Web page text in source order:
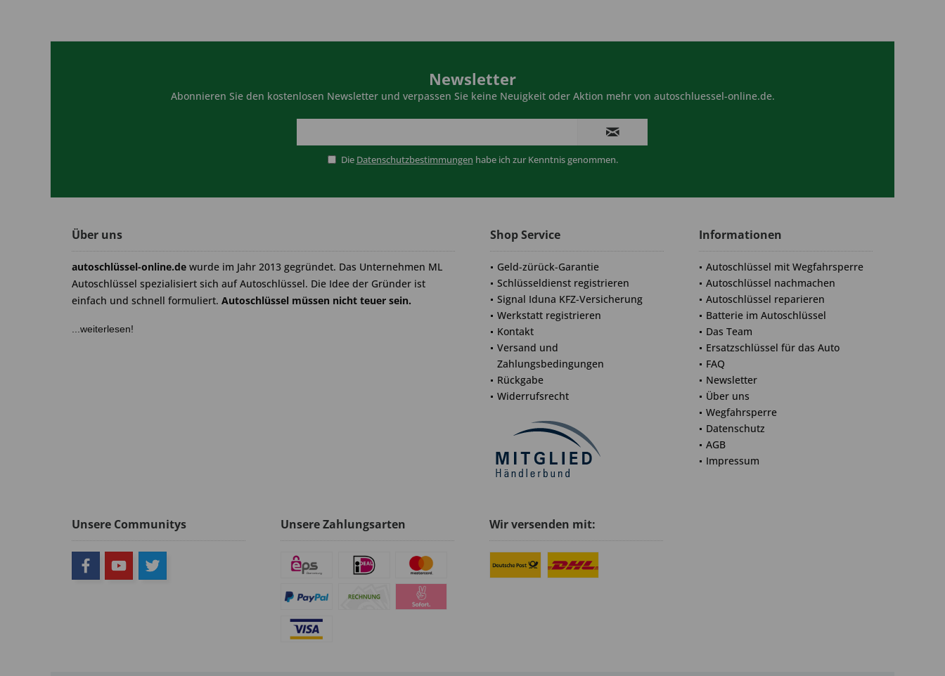
Newsletter
Abonnieren Sie den kostenlosen Newsletter und verpassen Sie keine Neuigkeit oder Aktion mehr von autoschluessel-online.de.
Die Datenschutzbestimmungen habe ich zur Kenntnis genommen.
Über uns
autoschlüssel-online.de wurde im Jahr 2013 gegründet. Das Unternehmen ML
Autoschlüssel spezialisiert sich auf Autoschlüssel. Die Idee der Gründer ist
einfach und schnell formuliert. Autoschlüssel müssen nicht teuer sein.
...weiterlesen!
Shop Service
Geld-zürück-Garantie
Schlüsseldienst registrieren
Signal Iduna KFZ-Versicherung
Werkstatt registrieren
Kontakt
Versand und
Zahlungsbedingungen
Rückgabe
Widerrufsrecht
Informationen
Autoschlüssel mit Wegfahrsperre
Autoschlüssel nachmachen
Autoschlüssel reparieren
Batterie im Autoschlüssel
Das Team
Ersatzschlüssel für das Auto
FAQ
Newsletter
Über uns
Wegfahrsperre
Datenschutz
AGB
Impressum
Unsere Communitys Unsere Zahlungsarten Wir versenden mit: